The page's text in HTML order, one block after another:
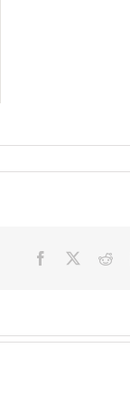
Facebook